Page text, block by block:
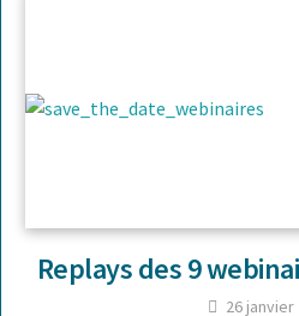
Replays des 9
26 janvier